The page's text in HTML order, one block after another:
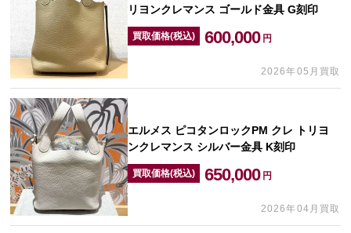
リヨンクレマンス ゴールド金具 G刻印
買取価格(税込) 600,000 円
2026年05月買取
エルメス ピコタンロックPM クレ トリヨ
ンクレマンス シルバー金具 K刻印
買取価格(税込) 650,000 円
2026年04月買取